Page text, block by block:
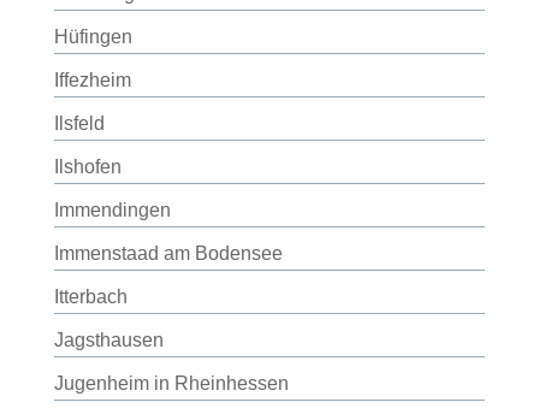
Hüfingen
Iffezheim
Ilsfeld
Ilshofen
Immendingen
Immenstaad am Bodensee
Itterbach
Jagsthausen
Jugenheim in Rheinhessen